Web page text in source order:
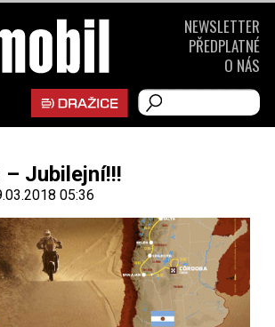
– Jubilejní!!!
05:36
NEWSLETTER
PŘEDPLATNÉ
O NÁS